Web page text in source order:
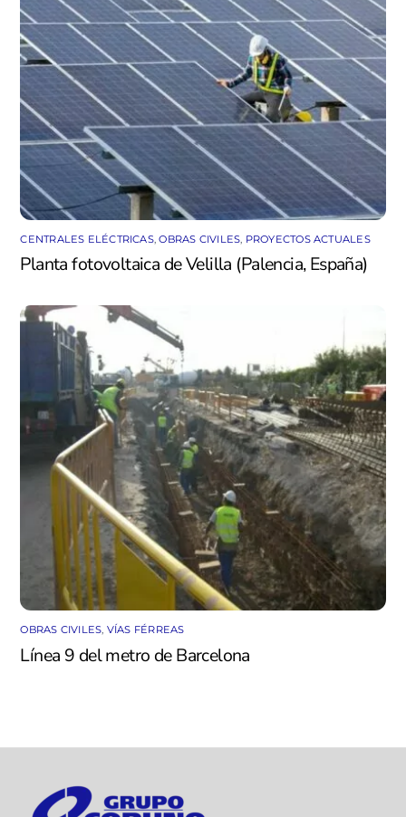
CENTRALES ELÉCTRICAS,OBRAS CIVILES PROYECTOS ACTUALES
Planta fotovoltaica de Velilla (Palencia, España)
OBRAS CIVILES, VÍAS FÉRREAS
Línea 9 del metro de Barcelona